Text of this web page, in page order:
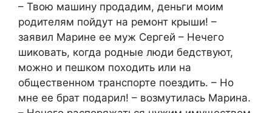
– Твою машину продадим, деньги моим
родителям пойдут на ремонт крыши! –
заявил Марине ее муж Сергей – Нечего
шиковать, когда родные люди бедствуют,
можно и пешком походить или на
общественном транспорте поездить. – Но
мне ее брат подарил! – возмутилась Марина.